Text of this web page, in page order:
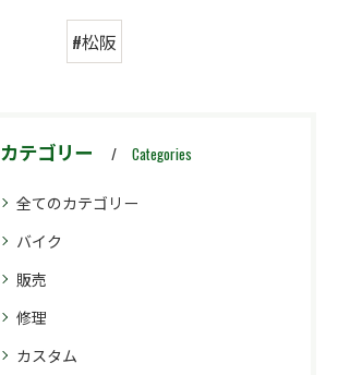
#松阪
カテゴリー Categories
全てのカテゴリー
バイク
販売
修理
カスタム